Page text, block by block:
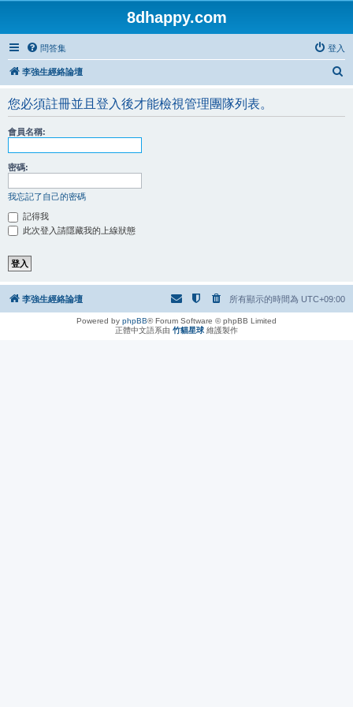
8dhappy.com
問答集 登入
李強生經絡論壇
您必須註冊並且登入後才能檢視管理團隊列表。
會員名稱:
密碼:
我忘記了自己的密碼
記得我
此次登入請隱藏我的上線狀態
李強生經絡論壇 所有顯示的時間為 UTC+09:00
Powered by phpBB® Forum Software © phpBB Limited
正體中文語系由 竹貓星球 維護製作